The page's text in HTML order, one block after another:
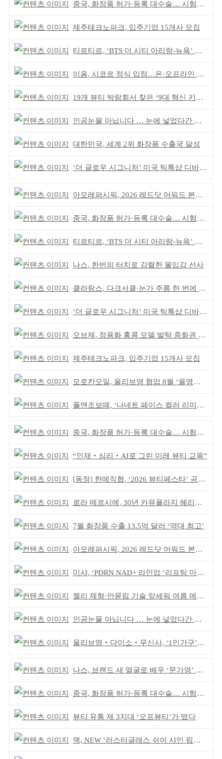
중국, 화장품 허가·등록 대수술… 시험자료 공용 허용
제주테크노파크, 입주기업 15개사 모집
티르티르, ‘BTS 더 시티 아리랑-뉴욕’ 참여
이옴, 시코르 정식 입점…온·오프라인 유통망 확대
19개 뷰티 박람회서 찾은 ‘9대 혁신 키워드’
인공눈물 아닙니다 … 눈에 넣었다간 각막 손상
대한민국, 세계 2위 화장품 수출국 달성
‘더 글로우 시그니처’ 미국 틱톡샵 디바이스 부문 1위
아모레퍼시픽, 2026 레드닷 어워드 본상 2개 수상
중국, 화장품 허가·등록 대수술… 시험자료 공용 허용
티르티르, ‘BTS 더 시티 아리랑-뉴욕’ 참여
나스, 한번의 터치로 강렬한 몰입감 선사
클라랑스, 다크서클·눈가 주름 한 번에 더블 케어
‘더 글로우 시그니처’ 미국 틱톡샵 디바이스 부문 1위
오브제, 정용화 홍콩 모델 발탁 중화권 공략 강화
제주테크노파크, 입주기업 15개사 모집
모로칸오일, 올리브영 협업 8월 ‘올영픽’ 선정
폴앤조보떼, ‘나네트 페이스 컬러 리미티드’ 출시
중국, 화장품 허가·등록 대수술… 시험자료 공용 허용
“인재‧심리‧AI로 그린 미래 뷰티 교육”
[동정] 한메직협, ‘2026 뷰티페스타’ 공동 주최
로라 메르시에, 30년 카뮤플라지 헤리티지 담아
7월 화장품 수출 13.5억 달러 ‘역대 최고’
아모레퍼시픽, 2026 레드닷 어워드 본상 2개 수상
미샤, ‘PDRN NAD+ 라인업 ‘리프팅 마스크’ 출시
젤리 제형·안묻립 기술 앞세워 여름 메이크업 시장 공략
인공눈물 아닙니다 … 눈에 넣었다간 각막 손상
올리브영‧다이소‧무신사, ‘1인가구’가 이끈다
나스, 브랜드 새 얼굴로 배우 ‘문가영’ 발탁
중국, 화장품 허가·등록 대수술… 시험자료 공용 허용
뷰티 유통 제 3지대 ‘오프뷰티’가 떴다
맥, NEW ‘러스터글래스 쉬어 샤인 립스틱’ 출시